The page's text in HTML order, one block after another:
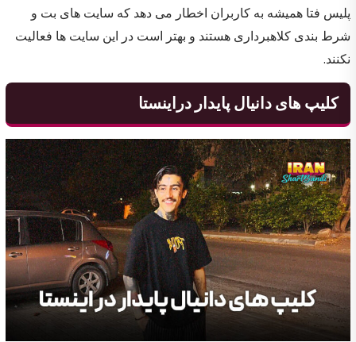
پلیس فتا همیشه به کاربران اخطار می دهد که سایت های بت و
شرط بندی کلاهبرداری هستند و بهتر است در این سایت ها فعالیت
نکنند.
کلیپ های دانیال پایدار دراینستا